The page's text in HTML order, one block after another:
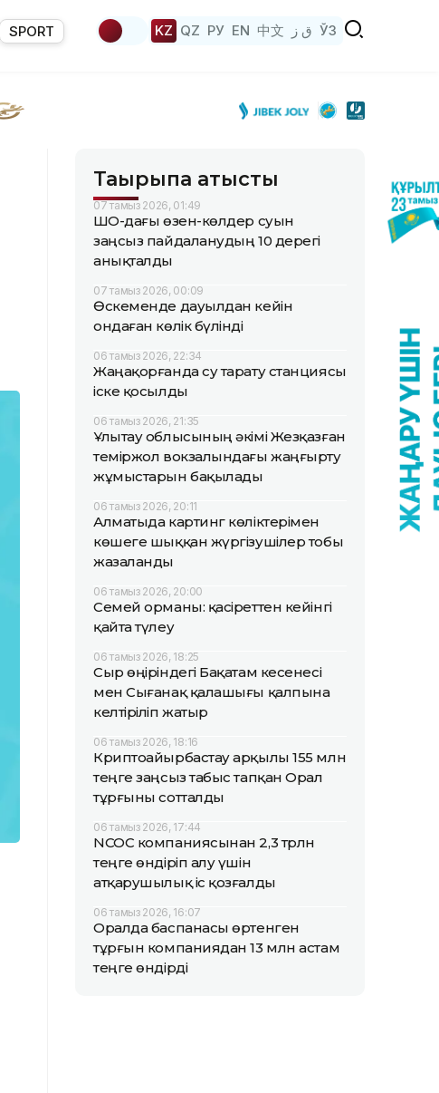
SPORT KZ QZ РУ EN 中文 ق ز ЎЗ
Тақырыпқа қатысты
07 тамыз 2026, 01:49
ШҚО-дағы өзен-көлдер суын
заңсыз пайдаланудың 10 дерегі
анықталды
07 тамыз 2026, 00:09
Өскеменде дауылдан кейін
ондаған көлік бүлінді
06 тамыз 2026, 22:34
Жаңақорғанда су тарату станциясы
іске қосылды
06 тамыз 2026, 21:35
Ұлытау облысының әкімі Жезқазған
теміржол вокзалындағы жаңғырту
жұмыстарын бақылады
06 тамыз 2026, 20:11
Алматыда картинг көліктерімен
көшеге шыққан жүргізушілер тобы
жазаланды
06 тамыз 2026, 20:00
Семей орманы: қасіреттен кейінгі
қайта түлеу
06 тамыз 2026, 18:25
Сыр өңіріндегі Бақатам кесенесі
мен Сығанақ қалашығы қалпына
келтіріліп жатыр
06 тамыз 2026, 18:16
Криптоайырбастау арқылы 155 млн
теңге заңсыз табыс тапқан Орал
тұрғыны сотталды
06 тамыз 2026, 17:44
NCOC компаниясынан 2,3 трлн
теңге өндіріп алу үшін
атқарушылық іс қозғалды
06 тамыз 2026, 16:07
Оралда баспанасы өртенген
тұрғын компаниядан 13 млн астам
теңге өндірді